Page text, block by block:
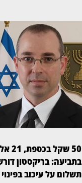
50 שקל
בתביעה: בריקסטון
תשלום על עיכוב בפינוי